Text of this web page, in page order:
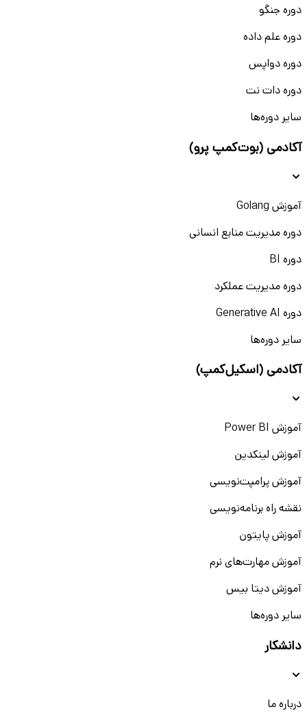
دوره جنگو
دوره علم داده
دوره دواپس
دوره دات نت
سایر دوره‌ها
آکادمی (بوت‌کمپ پرو)
آموزش Golang
دوره مدیریت منابع انسانی
دوره BI
دوره مدیریت عملکرد
دوره Generative AI
سایر دوره‌ها
آکادمی (اسکیل‌کمپ)
آموزش Power BI
آموزش لینکدین
آموزش پرامپت‌نویسی
نقشه راه برنامه‌نویسی
آموزش پایتون
آموزش مهارت‌های نرم
آموزش دیتا بیس
سایر دوره‌ها
دانشکار
درباره ما